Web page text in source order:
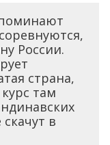
России.
страна,
там
в